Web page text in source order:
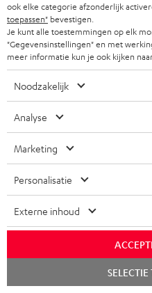
"Zo zorgt Teufel
ook elke categorie afzonderlijk
toepassen" bevestigen.
Je kunt alle toestemmingen op elk
"Gegevensinstellingen" en met
meer informatie kun je ook kijken
Noodzakelijk
Analyse
Marketing
Personalisatie
Externe inhoud
SELECTIE